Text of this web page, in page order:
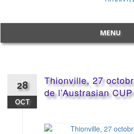
MENU
Aller
28
OCT
Thionville, 27
de l’Austrasian CUP